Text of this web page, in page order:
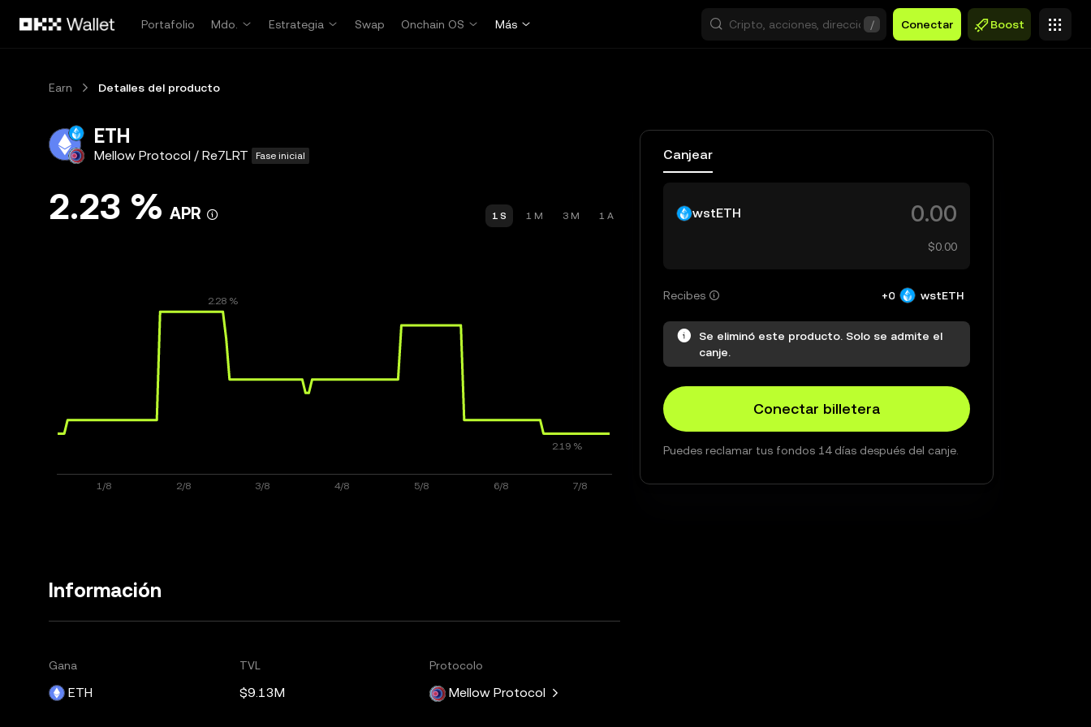
Portafolio
Mdo. Estrategia Swap Onchain OS Más / Conectar Boost
Earn Detalles del producto
ETH
Mellow Protocol / Re7LRT Fase inicial
2.23 % APR 1 S 1 M 3 M 1 A
Información
Gana
ETH
TVL
$9.13M
Protocolo
Mellow Protocol
Canjear
wstETH
$0.00
Recibes +0 wstETH
Se eliminó este producto. Solo se admite el
canje.
Conectar billetera
Puedes reclamar tus fondos 14 días después del canje.